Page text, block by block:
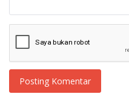
Posting Komentar